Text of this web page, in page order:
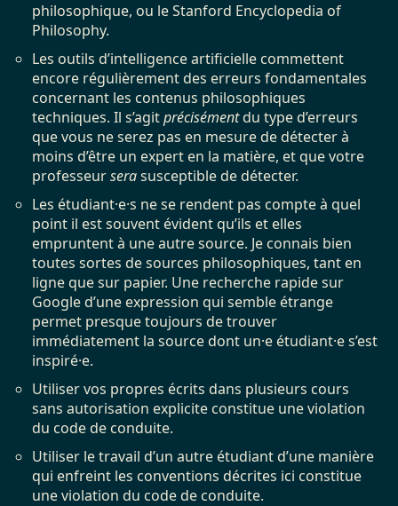
philosophique, ou le Stanford Encyclopedia of
Philosophy.
Les outils d’intelligence artificielle commettent
encore régulièrement des erreurs fondamentales
concernant les contenus philosophiques
techniques. Il s’agitprécisémentdu type d’erreurs
que vous ne serez pas en mesure de détecter à
moins d’être un expert en la matière, et que votre
professeurserasusceptible de détecter.
Les étudiant·e·s ne se rendent pas compte à quel
point il est souvent évident qu’ils et elles
empruntent à une autre source. Je connais bien
toutes sortes de sources philosophiques, tant en
ligne que sur papier. Une recherche rapide sur
Google d’une expression qui semble étrange
permet presque toujours de trouver
immédiatement la source dont un·e étudiant·e s’est
inspiré·e.
Utiliser vos propres écrits dans plusieurs cours
sans autorisation explicite constitue une violation
du code de conduite.
Utiliser le travail d’un autre étudiant d’une manière
qui enfreint les conventions décrites ici constitue
une violation du code de conduite.